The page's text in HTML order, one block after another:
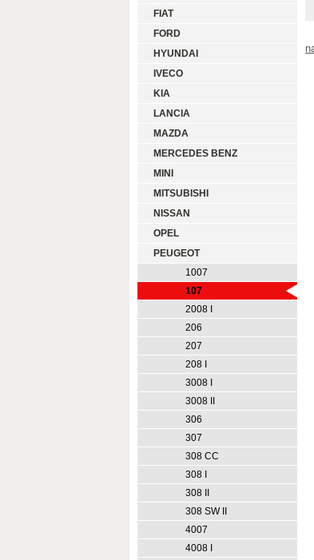
FIAT
FORD
HYUNDAI
IVECO
KIA
LANCIA
MAZDA
MERCEDES BENZ
MINI
MITSUBISHI
NISSAN
OPEL
PEUGEOT
1007
107
2008 I
206
207
208 I
3008 I
3008 II
306
307
308 CC
308 I
308 II
308 SW II
4007
4008 I